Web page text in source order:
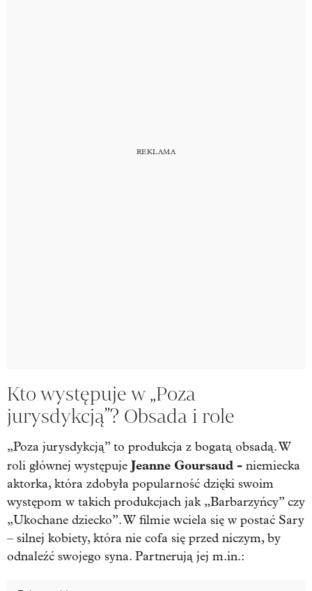
Kto występuje w „Poza
jurysdykcją”? Obsada i role
„Poza jurysdykcją” to produkcja z bogatą obsadą. W
roli głównej występuje Jeanne Goursaud - niemiecka
aktorka, która zdobyła popularność dzięki swoim
występom w takich produkcjach jak „Barbarzyńcy” czy
„Ukochane dziecko”. W filmie wciela się w postać Sary
– silnej kobiety, która nie cofa się przed niczym, by
odnaleźć swojego syna. Partnerują jej m.in.: